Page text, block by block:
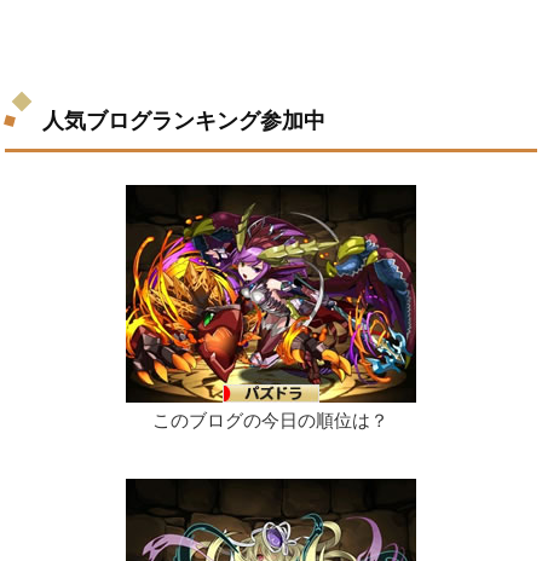
人気ブログランキング参加中
このブログの今日の順位は？